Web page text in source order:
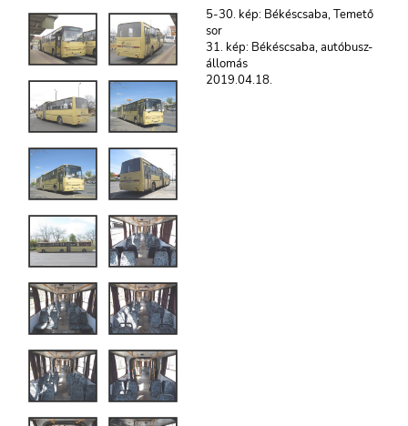
5-30. kép: Békéscsaba, Temető
sor
31. kép: Békéscsaba, autóbusz-
állomás
2019.04.18.